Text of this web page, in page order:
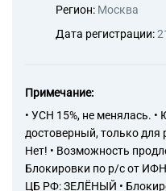
Регион: Москва
Дата регистрации:
Примечание:
• УСН 15%, не менялась.
достоверный, только для
Нет! • Возможность
Блокировки по р/с от
ЦБ РФ: ЗЕЛЁНЫЙ •